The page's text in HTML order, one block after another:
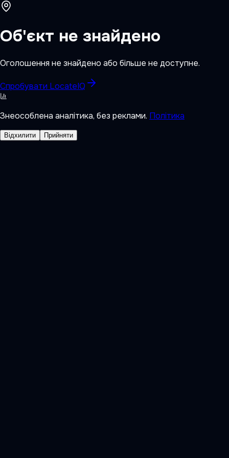
Об'єкт не знайдено
Оголошення не знайдено або більше не доступне.
Спробувати LocateIQ
Знеособлена аналітика, без реклами. Політика
Відхилити Прийняти